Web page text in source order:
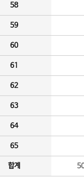
58
59
60
61
62
63
64
65
합계